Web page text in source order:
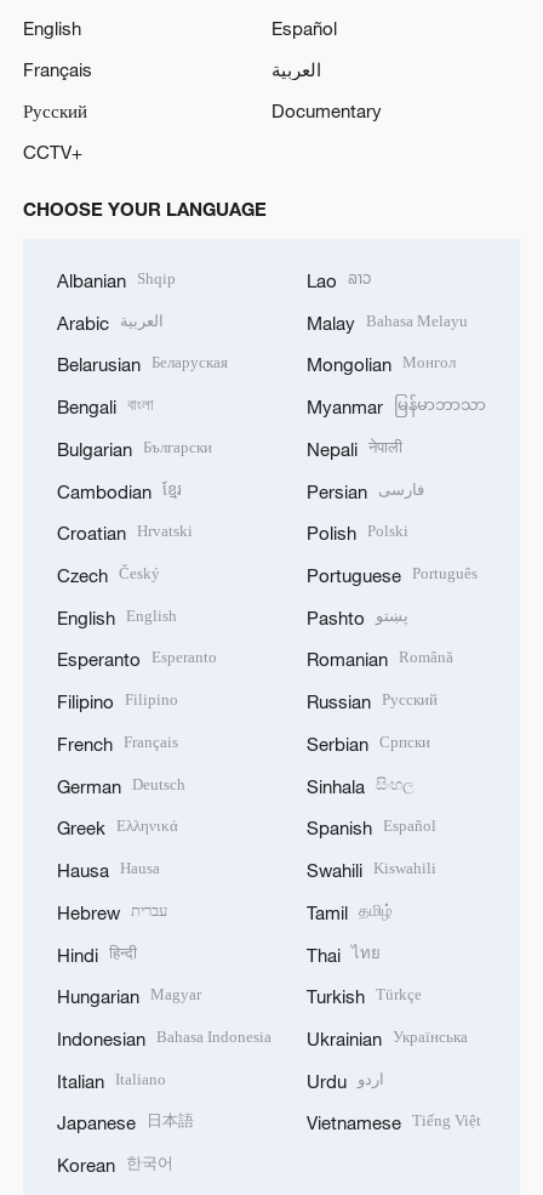
English
Español
Français
العربية
Русский
Documentary
CCTV+
CHOOSE YOUR LANGUAGE
Albanian Shqip
Arabic العربية
Belarusian Беларуская
Bengali বাংলা
Bulgarian Български
Cambodian ខ្មែរ
Croatian Hrvatski
Czech Český
English English
Esperanto Esperanto
Filipino Filipino
French Français
German Deutsch
Greek Ελληνικά
Hausa Hausa
Hebrew עברית
Hindi हिन्दी
Hungarian Magyar
Indonesian Bahasa Indonesia
Italian Italiano
Japanese 日本語
Korean 한국어
Lao ລາວ
Malay Bahasa Melayu
Mongolian Монгол
Myanmar မြန်မာဘာသာ
Nepali नेपाली
Persian فارسی
Polish Polski
Portuguese Português
Pashto پښتو
Romanian Română
Russian Русский
Serbian Српски
Sinhala සිංහල
Spanish Español
Swahili Kiswahili
Tamil தமிழ்
Thai ไทย
Turkish Türkçe
Ukrainian Українська
Urdu اردو
Vietnamese Tiếng Việt